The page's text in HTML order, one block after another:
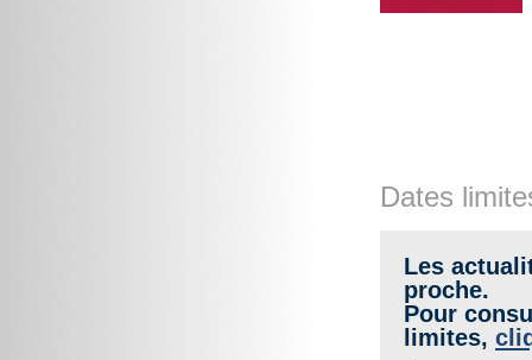
Dates
Les
proche.
Pour
limites,